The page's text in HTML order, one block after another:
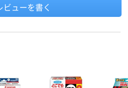
ビューを書く